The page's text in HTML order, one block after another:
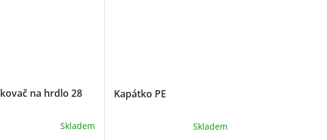
na hrdlo 28
Skladem
Kapátko PE
Skladem